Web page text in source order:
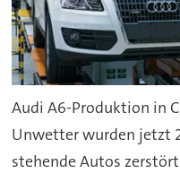
Audi A6-Produktion in
Unwetter wurden jetzt
stehende Autos